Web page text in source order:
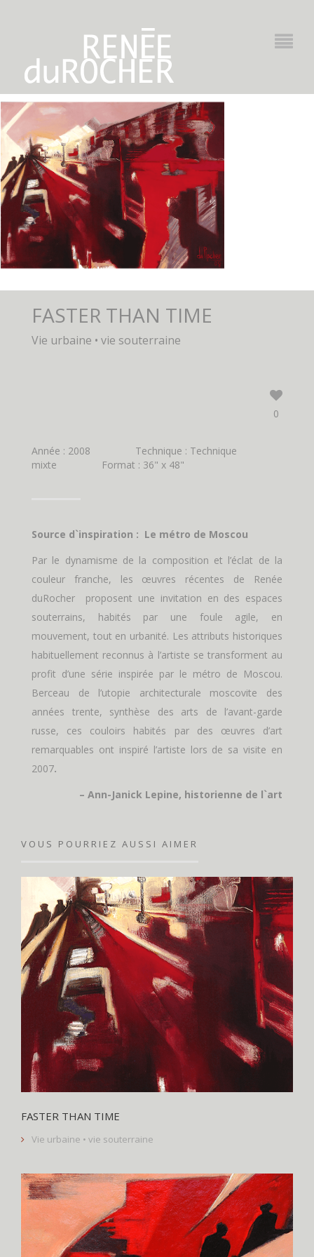
FASTER THAN TIME
Vie urbaine • vie souterraine
0
Année : 2008
Technique : Technique
mixte
Format : 36" x 48"
Source d`inspiration : Le métro de Moscou
Par le dynamisme de la composition et l’éclat de la
couleur franche, les œuvres récentes de Renée
duRocher proposent une invitation en des espaces
souterrains, habités par une foule agile, en
mouvement, tout en urbanité. Les attributs historiques
habituellement reconnus à l’artiste se transforment au
profit d’une série inspirée par le métro de Moscou.
Berceau de l’utopie architecturale moscovite des
années trente, synthèse des arts de l’avant-garde
russe, ces couloirs habités par des œuvres d’art
remarquables ont inspiré l’artiste lors de sa visite en
2007.
– Ann-Janick Lepine, historienne de l`art
VOUS POURRIEZ AUSSI AIMER
FASTER THAN TIME
Vie urbaine • vie souterraine